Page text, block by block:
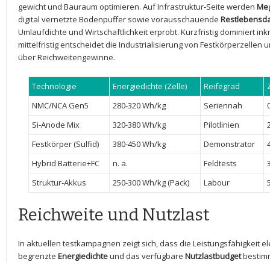
gewicht ⁤und Bauraum optimieren. Auf Infrastruktur‑Seite werden
digital vernetzte⁢ Bodenpuffer⁢ sowie vorausschauende
Umlaufdichte und Wirtschaftlichkeit erprobt. Kurzfristig dominiert
mittelfristig​ entscheidet die Industrialisierung ⁤von ⁣Festkörperzellen
über Reichweitengewinne.
Technologie Energiedichte (Zelle) Reifegrad
NMC/NCA Gen5
280-320 ‍Wh/kg Seriennah
Si‑Anode Mix
320-380 Wh/kg Pilotlinien
Festkörper⁣ (Sulfid)
380-450 Wh/kg Demonstrator
Hybrid Batterie+FC
n. a. Feldtests
Struktur‑Akkus
250-300 Wh/kg ‌(Pack) Labour
Reichweite und Nutzlast
In aktuellen testkampagnen zeigt sich, ‍dass ‍die Leistungsfähigkeit
begrenzte Energiedichteund das⁤ verfügbare Nutzlastbudget